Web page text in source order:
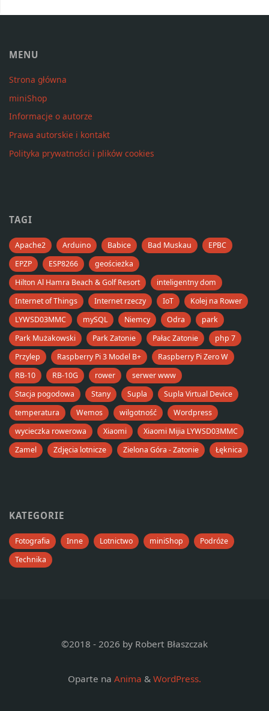
MENU
Strona główna
miniShop
Informacje o autorze
Prawa autorskie i kontakt
Polityka prywatności i plików cookies
TAGI
Apache2 Arduino Babice Bad Muskau
EPBC
EPZP
ESP8266
geościeżka
Hilton Al Hamra Beach & Golf Resort
inteligentny dom
Internet of Things
Internet rzeczy IoT
Kolej na Rower
LYWSD03MMC
mySQL Niemcy Odra
park
Park Mużakowski
Park Zatonie Pałac Zatonie
php 7
Przylep
Raspberry Pi 3 Model B+
Raspberry Pi Zero W
RB-10
RB-10G rower
serwer www
Stacja pogodowa
Stany Supla
Supla Virtual Device
temperatura
Wemos wilgotność
Wordpress
wycieczka rowerowa
Xiaomi
Xiaomi Mijia LYWSD03MMC
Zamel
Zdjęcia lotnicze Zielona Góra - Zatonie Łęknica
KATEGORIE
Fotografia Inne Lotnictwo miniShop
Podróże
Technika
©2018 - 2026 by Robert Błaszczak
Oparte na Anima & WordPress.